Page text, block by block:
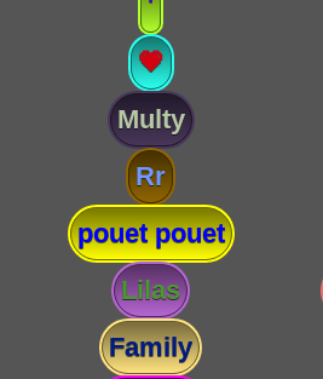
💗
Multy
Rr
pouet pouet
Lilas
Family